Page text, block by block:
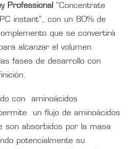
Professional “Concentrate
instant”, con un 80% de
que se convertirá
alcanzar el volumen
fases de desarrollo con
con aminoácidos
un flujo de aminoácidos
son absorbidos por la masa
potencialmente su